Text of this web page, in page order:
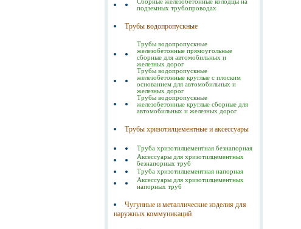
подземных трубопроводах
Трубы водопропускные
Трубы водопропускные
железобетонные прямоугольные
сборные для автомобильных и
железных дорог
Трубы водопропускные
железобетонные круглые с плоским
основанием для автомобильных и
железных дорог
Трубы водопропускные
железобетонные круглые сборные для
автомобильных и железных дорог
Трубы хризотилцементные и аксессуары
Труба хризотилцементная безнапорная
Аксессуары для хризотилцементных
безнапорных труб
Труба хризотилцементная напорная
Аксессуары для хризотилцементных
напорных труб
Чугунные и металлические изделия для
наружных коммуникаций